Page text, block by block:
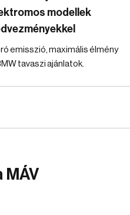
modellek
emisszió, maximális élmény
tavaszi ajánlatok.
MÁV